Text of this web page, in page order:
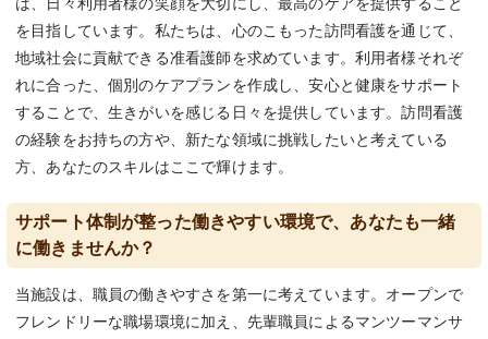
は、日々利用者様の笑顔を大切にし、最高のケアを提供すること
を目指しています。私たちは、心のこもった訪問看護を通じて、
地域社会に貢献できる准看護師を求めています。利用者様それぞ
れに合った、個別のケアプランを作成し、安心と健康をサポート
することで、生きがいを感じる日々を提供しています。訪問看護
の経験をお持ちの方や、新たな領域に挑戦したいと考えている
方、あなたのスキルはここで輝けます。
サポート体制が整った働きやすい環境で、あなたも一緒
に働きませんか？
当施設は、職員の働きやすさを第一に考えています。オープンで
フレンドリーな職場環境に加え、先輩職員によるマンツーマンサ